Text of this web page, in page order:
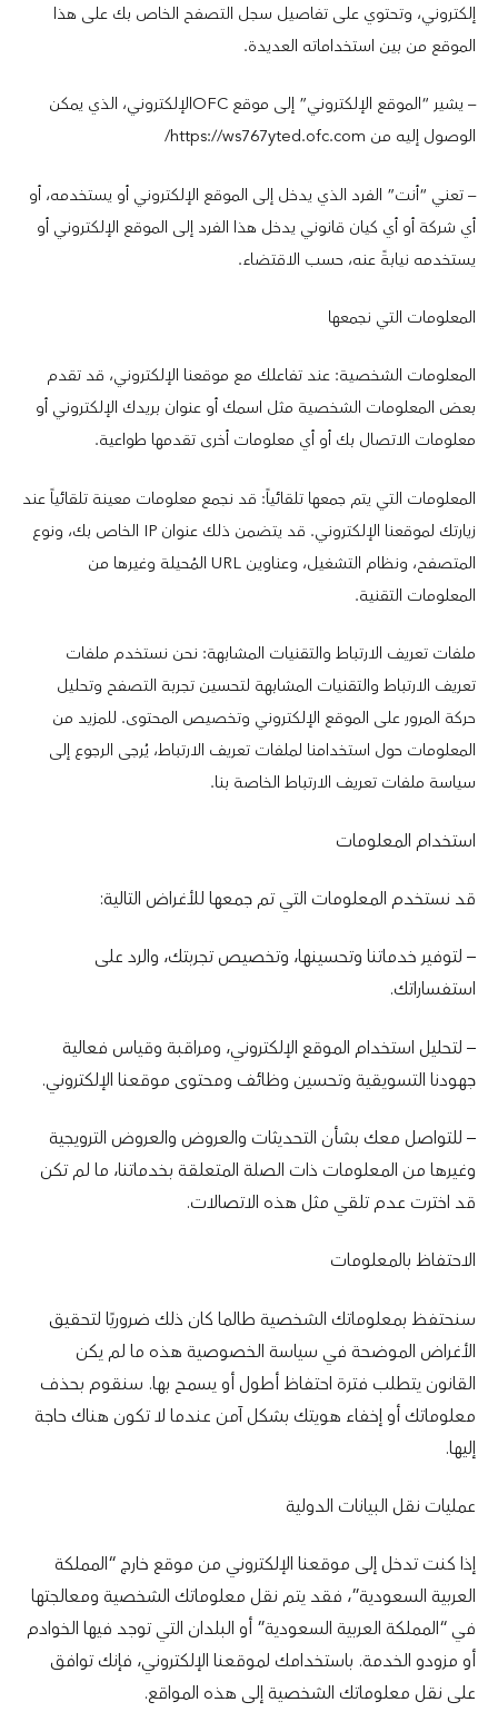
إلكتروني، وتحتوي على تفاصيل سجل التصفح الخاص بك على هذا
الموقع من بين استخداماته العديدة.
– يشير “الموقع الإلكتروني” إلى موقع OFCالإلكتروني، الذي يمكن
الوصول إليه من https://ws767yted.ofc.com/
– تعني “أنت” الفرد الذي يدخل إلى الموقع الإلكتروني أو يستخدمه، أو
أي شركة أو أي كيان قانوني يدخل هذا الفرد إلى الموقع الإلكتروني أو
يستخدمه نيابةً عنه، حسب الاقتضاء.
المعلومات التي نجمعها
المعلومات الشخصية: عند تفاعلك مع موقعنا الإلكتروني، قد تقدم
بعض المعلومات الشخصية مثل اسمك أو عنوان بريدك الإلكتروني أو
معلومات الاتصال بك أو أي معلومات أخرى تقدمها طواعية.
المعلومات التي يتم جمعها تلقائياً: قد نجمع معلومات معينة تلقائياً عند
زيارتك لموقعنا الإلكتروني. قد يتضمن ذلك عنوان IP الخاص بك، ونوع
المتصفح، ونظام التشغيل، وعناوين URL المُحيلة وغيرها من
المعلومات التقنية.
ملفات تعريف الارتباط والتقنيات المشابهة: نحن نستخدم ملفات
تعريف الارتباط والتقنيات المشابهة لتحسين تجربة التصفح وتحليل
حركة المرور على الموقع الإلكتروني وتخصيص المحتوى. للمزيد من
المعلومات حول استخدامنا لملفات تعريف الارتباط، يُرجى الرجوع إلى
سياسة ملفات تعريف الارتباط الخاصة بنا.
استخدام المعلومات
قد نستخدم المعلومات التي تم جمعها للأغراض التالية:
– لتوفير خدماتنا وتحسينها، وتخصيص تجربتك، والرد على
استفساراتك.
– لتحليل استخدام الموقع الإلكتروني، ومراقبة وقياس فعالية
جهودنا التسويقية وتحسين وظائف ومحتوى موقعنا الإلكتروني.
– للتواصل معك بشأن التحديثات والعروض والعروض الترويجية
وغيرها من المعلومات ذات الصلة المتعلقة بخدماتنا، ما لم تكن
قد اخترت عدم تلقي مثل هذه الاتصالات.
الاحتفاظ بالمعلومات
سنحتفظ بمعلوماتك الشخصية طالما كان ذلك ضروريًا لتحقيق
الأغراض الموضحة في سياسة الخصوصية هذه ما لم يكن
القانون يتطلب فترة احتفاظ أطول أو يسمح بها. سنقوم بحذف
معلوماتك أو إخفاء هويتك بشكل آمن عندما لا تكون هناك حاجة
إليها.
عمليات نقل البيانات الدولية
إذا كنت تدخل إلى موقعنا الإلكتروني من موقع خارج “المملكة
العربية السعودية”، فقد يتم نقل معلوماتك الشخصية ومعالجتها
في “المملكة العربية السعودية” أو البلدان التي توجد فيها الخوادم
أو مزودو الخدمة. باستخدامك لموقعنا الإلكتروني، فإنك توافق
على نقل معلوماتك الشخصية إلى هذه المواقع.